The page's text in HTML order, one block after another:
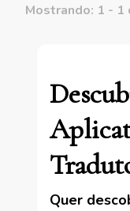
Mostrando: 1 - 1
Quer